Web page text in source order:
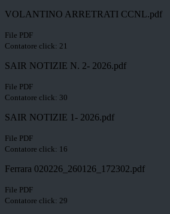
VOLANTINO ARRETRATI CCNL.pdf
File PDF
Contatore click: 21
SAIR NOTIZIE N. 2- 2026.pdf
File PDF
Contatore click: 30
SAIR NOTIZIE 1- 2026.pdf
File PDF
Contatore click: 16
Ferrara 020226_260126_172302.pdf
File PDF
Contatore click: 29